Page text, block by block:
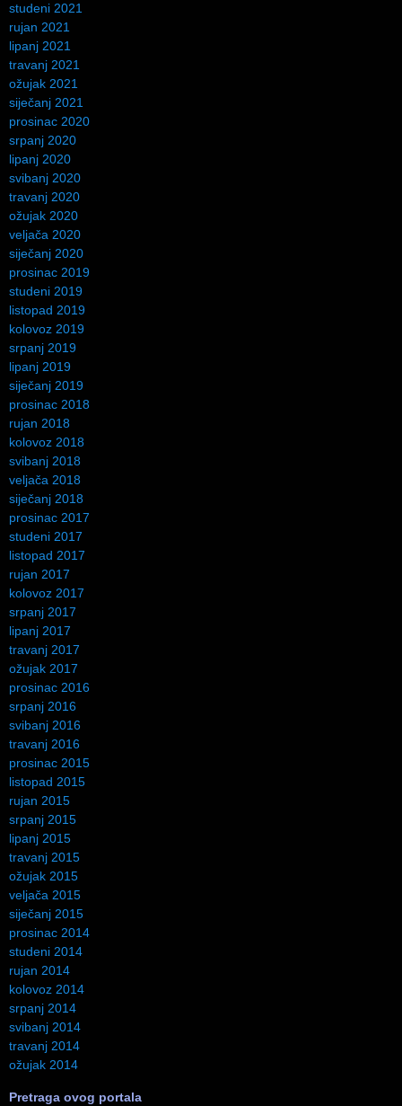
studeni 2021
rujan 2021
lipanj 2021
travanj 2021
ožujak 2021
siječanj 2021
prosinac 2020
srpanj 2020
lipanj 2020
svibanj 2020
travanj 2020
ožujak 2020
veljača 2020
siječanj 2020
prosinac 2019
studeni 2019
listopad 2019
kolovoz 2019
srpanj 2019
lipanj 2019
siječanj 2019
prosinac 2018
rujan 2018
kolovoz 2018
svibanj 2018
veljača 2018
siječanj 2018
prosinac 2017
studeni 2017
listopad 2017
rujan 2017
kolovoz 2017
srpanj 2017
lipanj 2017
travanj 2017
ožujak 2017
prosinac 2016
srpanj 2016
svibanj 2016
travanj 2016
prosinac 2015
listopad 2015
rujan 2015
srpanj 2015
lipanj 2015
travanj 2015
ožujak 2015
veljača 2015
siječanj 2015
prosinac 2014
studeni 2014
rujan 2014
kolovoz 2014
srpanj 2014
svibanj 2014
travanj 2014
ožujak 2014
Pretraga ovog portala